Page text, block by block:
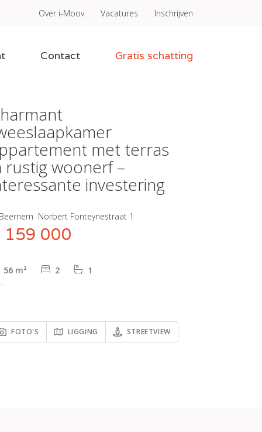
Over i-Moov Vacatures Inschrijven
Contact Gratis schatting
Beernem Norbert Fonteynestraat 1
159 000
56 m² 2 1
met terras
rustig woonerf –
investering
FOTO'S LIGGING STREETVIEW